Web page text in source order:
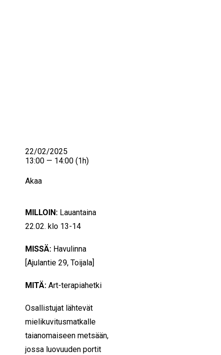
MILLOIN: Lauantaina
22.02. klo 13-14
MISSÄ: Havulinna
[Ajulantie 29, Toijala]
MITÄ: Art-terapiahetki
Osallistujat lähtevät
mielikuvitusmatkalle
taianomaiseen metsään,
jossa luovuuden portit
22/02/2025
13:00 — 14:00 (1h)
Akaa